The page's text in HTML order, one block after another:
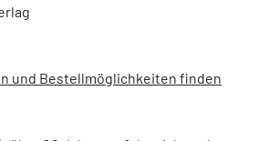
und Bestellmöglichkeiten finden